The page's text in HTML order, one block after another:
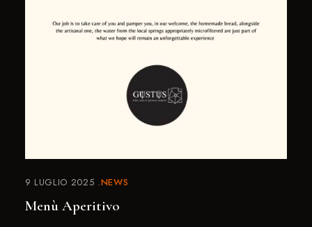
9 LUGLIO 2025 NEWS
Menù Aperitivo